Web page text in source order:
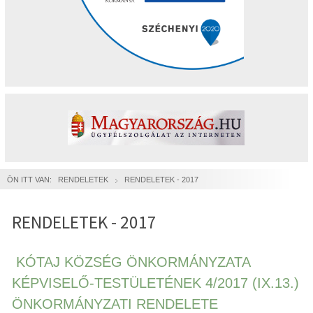
ÖN ITT VAN: RENDELETEK RENDELETEK - 2017
RENDELETEK - 2017
KÓTAJ KÖZSÉG ÖNKORMÁNYZATA
KÉPVISELŐ-TESTÜLETÉNEK 4/2017 (IX.13.)
ÖNKORMÁNYZATI RENDELETE